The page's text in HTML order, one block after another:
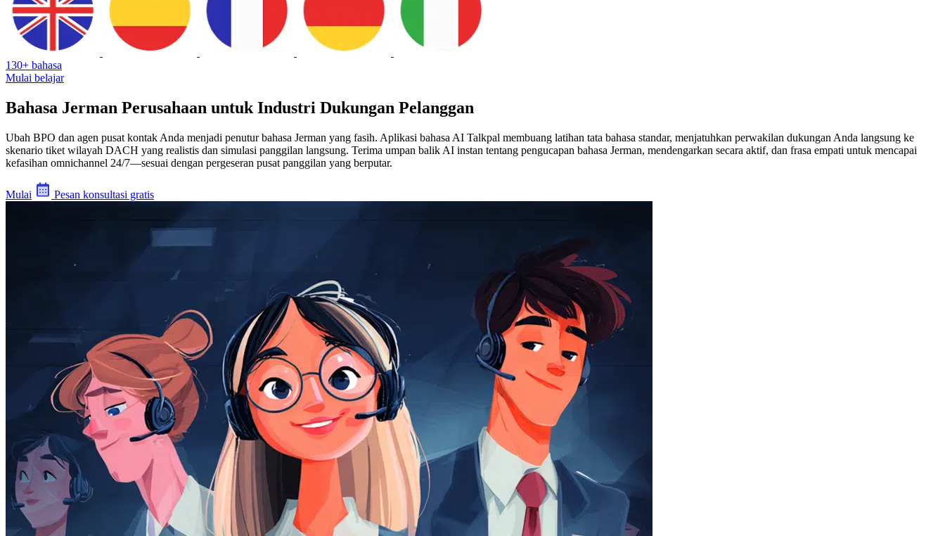
130+ bahasa
Mulai belajar
Bahasa Jerman Perusahaan untuk Industri Dukungan Pelanggan
Ubah BPO dan agen pusat kontak Anda menjadi penutur bahasa Jerman yang fasih. Aplikasi bahasa AI Talkpal membuang latihan tata bahasa standar, menjatuhkan perwakilan dukungan Anda langsung ke
skenario tiket wilayah DACH yang realistis dan simulasi panggilan langsung. Terima umpan balik AI instan tentang pengucapan bahasa Jerman, mendengarkan secara aktif, dan frasa empati untuk mencapai
kefasihan omnichannel 24/7—sesuai dengan pergeseran pusat panggilan yang berputar.
Mulai Pesan konsultasi gratis